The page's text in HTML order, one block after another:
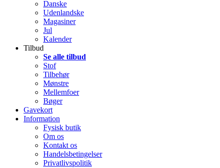
Danske
Udenlandske
Magasiner
Jul
Kalender
Tilbud
Se alle tilbud
Stof
Tilbehør
Mønstre
Mellemfoer
Bøger
Gavekort
Information
Fysisk butik
Om os
Kontakt os
Handelsbetingelser
Privatlivspolitik